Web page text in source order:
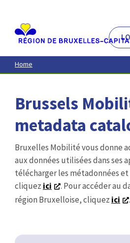
contenu
principal
Home
Brussels
metadata
Bruxelles Mobilité vous donne
aux données utilisées dans ses
télécharger les métadonnées
cliquez ici
. Pour accéder au
région Bruxelloise, cliquez ici .